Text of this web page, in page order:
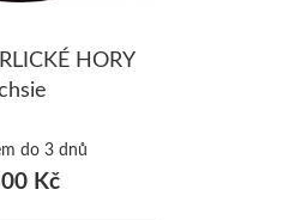
HORY
do 3 dnů
Kč